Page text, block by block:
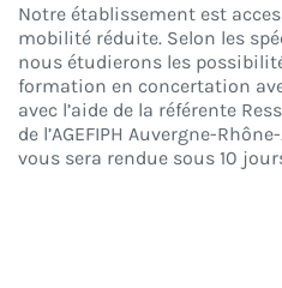
Notre établissement est
mobilité réduite. Selon les
nous étudierons les
formation en concertation
avec l’aide de la référente
de l’AGEFIPH Auvergne-
vous sera rendue sous 10